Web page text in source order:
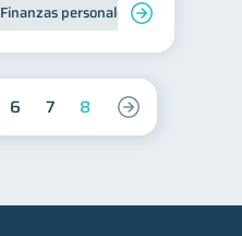
Finanzas personales
6 7 8